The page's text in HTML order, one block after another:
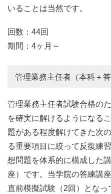
いることは当然です。
回数：44回
期間：4ヶ月～
管理業務主任者（本科＋答
管理業務主任者試験合格の
を確実に解けるようになる
題がある程度解けてきた次
る重要項目に絞って反復練
想問題を体系的に構成した
座）です。当学院の答練講
直前模擬試験（2回）となっ